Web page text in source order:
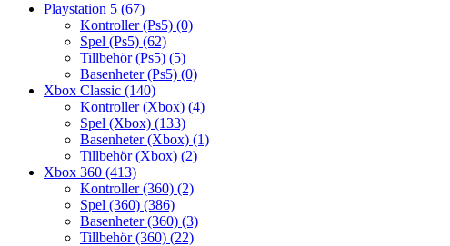
Playstation 5 (67)
Kontroller (Ps5) (0)
Spel (Ps5) (62)
Tillbehör (Ps5) (5)
Basenheter (Ps5) (0)
Xbox Classic (140)
Kontroller (Xbox) (4)
Spel (Xbox) (133)
Basenheter (Xbox) (1)
Tillbehör (Xbox) (2)
Xbox 360 (413)
Kontroller (360) (2)
Spel (360) (386)
Basenheter (360) (3)
Tillbehör (360) (22)